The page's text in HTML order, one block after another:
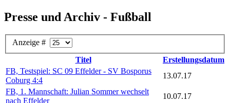
Presse und Archiv - Fußball
Anzeige #
Titel
Erstellungsdatum
FB, Testspiel: SC 09 Effelder - SV Bosporus
Coburg 4:4
13.07.17
FB, 1. Mannschaft: Julian Sommer wechselt
nach Effelder
10.07.17